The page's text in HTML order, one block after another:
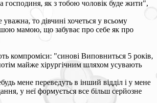
господиня, як з тобою чоловік буде жити",
то дівчині хочеться у всьому
мамою, що забуває про себе як про
компроміси: "синові Виповниться 5 років,
майже хірургічним шляхом усувають
мене переведуть в інший відділ і у мене
у неї формується все більш серйозне